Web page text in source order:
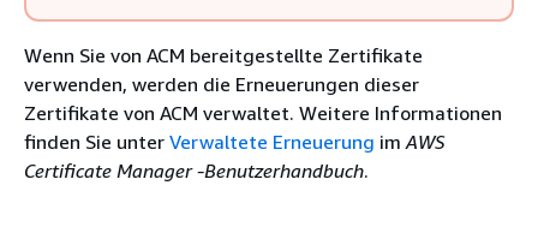
Wenn Sie von ACM bereitgestellte Zertifikate
verwenden, werden die Erneuerungen dieser
Zertifikate von ACM verwaltet. Weitere Informationen
finden Sie unter Verwaltete Erneuerung imAWS
Certificate Manager -Benutzerhandbuch.